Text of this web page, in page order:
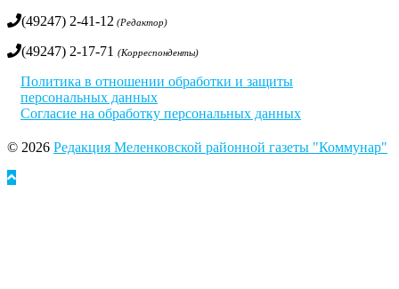
(49247) 2-41-12 (Редактор)
(49247) 2-17-71 (Корреспонденты)
Политика в отношении обработки и защиты
персональных данных
Согласие на обработку персональных данных
© 2026 Редакция Меленковской районной газеты "Коммунар"